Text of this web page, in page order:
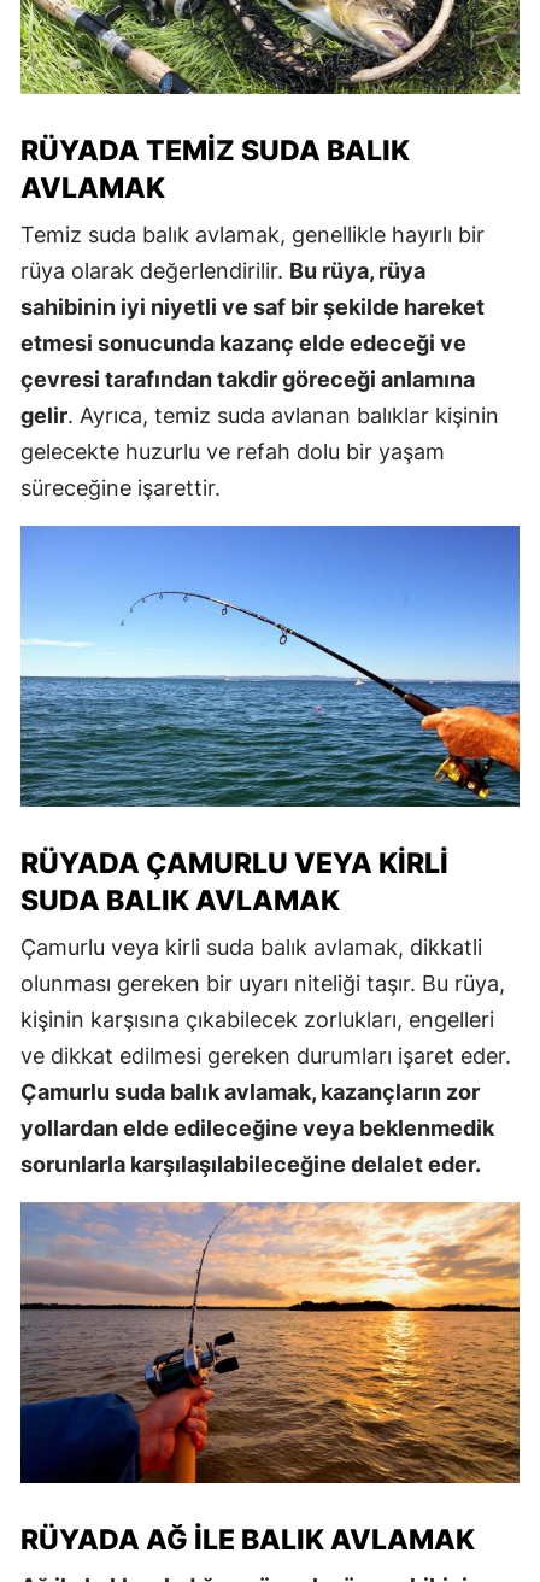
RÜYADA TEMIZ SUDA BALIK
AVLAMAK
Temiz suda balık avlamak, genellikle hayırlı bir
rüya olarak değerlendirilir. Bu rüya, rüya
sahibinin iyi niyetli ve saf bir şekilde hareket
etmesi sonucunda kazanç elde edeceği ve
çevresi tarafından takdir göreceği anlamına
gelir. Ayrıca, temiz suda avlanan balıklar kişinin
gelecekte huzurlu ve refah dolu bir yaşam
süreceğine işarettir.
RÜYADA ÇAMURLU VEYA KIRLI
SUDA BALIK AVLAMAK
Çamurlu veya kirli suda balık avlamak, dikkatli
olunması gereken bir uyarı niteliği taşır. Bu rüya,
kişinin karşısına çıkabilecek zorlukları, engelleri
ve dikkat edilmesi gereken durumları işaret eder.
Çamurlu suda balık avlamak, kazançların zor
yollardan elde edileceğine veya beklenmedik
sorunlarla karşılaşılabileceğine delalet eder.
RÜYADA AĞ ILE BALIK AVLAMAK